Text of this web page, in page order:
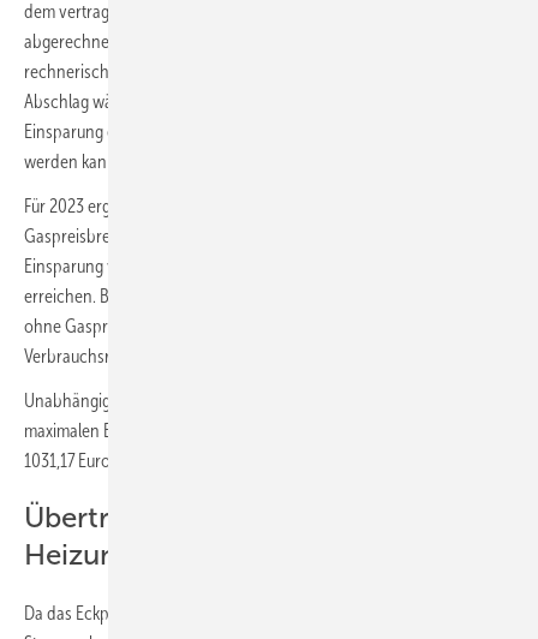
dem vertraglichen Brutto-Arbeitspreis von 18,4446 Ct/kWh
abgerechnet. Zuzüglich des Grundpreises ergibt sich dann
rechnerisch eine Pauschale von 204,26 Euro/Monat. Der monatliche
Abschlag wäre allerdings etwas höher, weil die angenommene
Einsparung erst am Ende des Abrechnungszeitraums berücksichtigt
werden kann.
Für 2023 ergeben sich dann Gaskosten von 2554,24 Euro/a. Ohne die
Gaspreisbremse müsste der Gaskunde statt 10 % Einsparung eine
Einsparung von gut 35 % realisieren, um dieses Kostenniveau zu
erreichen. Bei einer Einsparung von 10 % würden seine Gaskosten
ohne Gaspreisbremse 3428,23 Euro/a betragen, ohne
Verbrauchsreduktion wären es dann 3688,92 Euro/a.
Unabhängig vom realen Verbrauch würde die Entlastung bis zu einer
maximalen Einsparung von 20 % mit den getroffenen Annahmen
1031,17 Euro betragen.
Übertragung auf eine Wärmepumpe-
Heizung
Da das Eckpunktepapier keine Hinweise liefert, wie bei einem den